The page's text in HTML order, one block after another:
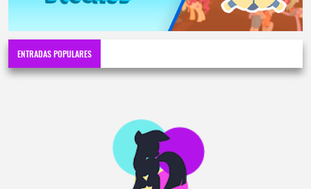
ENTRADAS POPULARES